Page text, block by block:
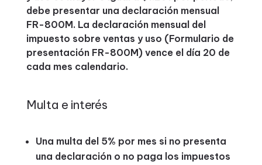
debe presentar una declaración mensual
FR-800M. La declaración mensual del
impuesto sobre ventas y uso (Formulario de
presentación FR-800M) vence el día 20 de
cada mes calendario.
Multa e interés
Una multa del 5% por mes si no presenta
una declaración o no paga los impuestos